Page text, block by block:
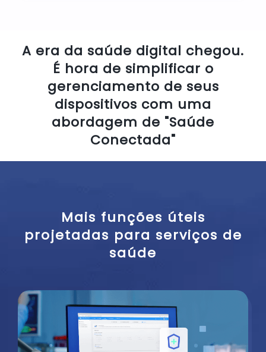
A era da saúde digital chegou.
É hora de simplificar o
gerenciamento de seus
dispositivos com uma
abordagem de "Saúde
Conectada"
Mais funções úteis
projetadas para serviços de
saúde